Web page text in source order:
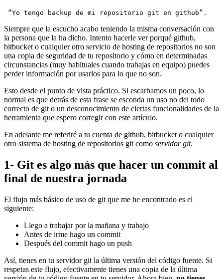
“Yo tengo backup de mi repositorio git en github”.
Siempre que la escucho acabo teniendo la misma conversación con
la persona que la ha dicho. Intento hacerle ver porqué github,
bitbucket o cualquier otro servicio de hosting de repositorios no son
una copia de seguridad de tu repositorio y cómo en determinadas
circunstancias (muy habituales cuando trabajas en equipo) puedes
perder información por usarlos para lo que no son.
Esto desde el punto de vista práctico. Si escarbamos un poco, lo
normal es que detrás de esta frase se esconda un uso no del todo
correcto de git o un desconocimiento de ciertas funcionalidades de la
herramienta que espero corregir con este artículo.
En adelante me referiré a tu cuenta de github, bitbucket o cualquier
otro sistema de hosting de repositorios git como servidor git.
1- Git es algo más que hacer un commit al
final de nuestra jornada
El flujo más básico de uso de git que me he encontrado es el
siguiente:
Llego a trabajar por la mañana y trabajo
Antes de irme hago un commit
Después del commit hago un push
Así, tienes en tu servidor git la última versión del código fuente. Si
respetas este flujo, efectivamente tienes una copia de la última